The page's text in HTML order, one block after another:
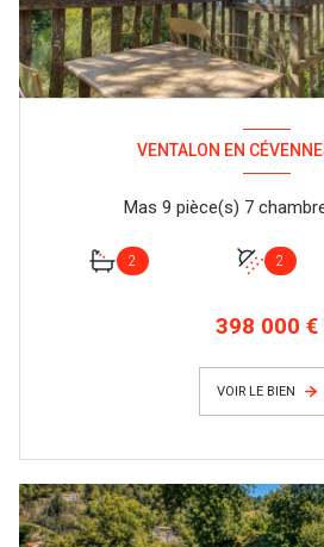
VENTALON EN
2 2
398 000 €
VOIR LE BIEN